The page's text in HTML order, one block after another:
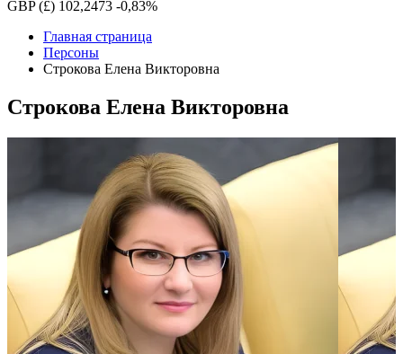
GBP (£) 102,2473 -0,83%
Главная страница
Персоны
Строкова Елена Викторовна
Строкова Елена Викторовна